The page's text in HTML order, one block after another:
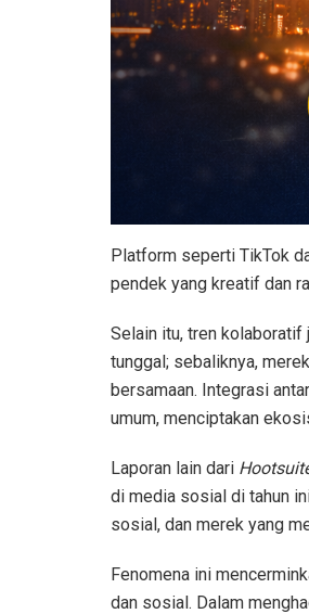
Platform seperti TikTok
pendek yang kreatif dan
Selain itu, tren
tunggal; sebaliknya,
bersamaan. Integrasi
umum, menciptakan
Laporan lain dari
di media sosial di tahun
sosial, dan merek yang
Fenomena ini
dan sosial. Dalam